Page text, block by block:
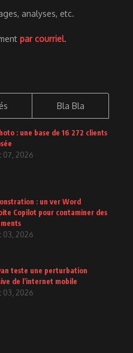
analyses, etc.
par courriel.
Bla Bla
: une base de 16 272 clients
07, 2026
: un ver Word
Copilot pour contaminer des
03, 2026
teste une perturbation
de l’internet mobile
03, 2026